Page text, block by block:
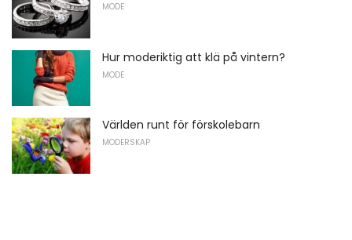
MODE
Hur moderiktig att klä på vintern?
MODE
Världen runt för förskolebarn
MODERSKAP